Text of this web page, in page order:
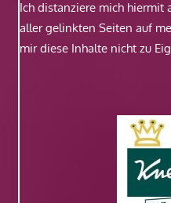
Ich distanziere mich hiermit
aller gelinkten Seiten auf
mir diese Inhalte nicht zu